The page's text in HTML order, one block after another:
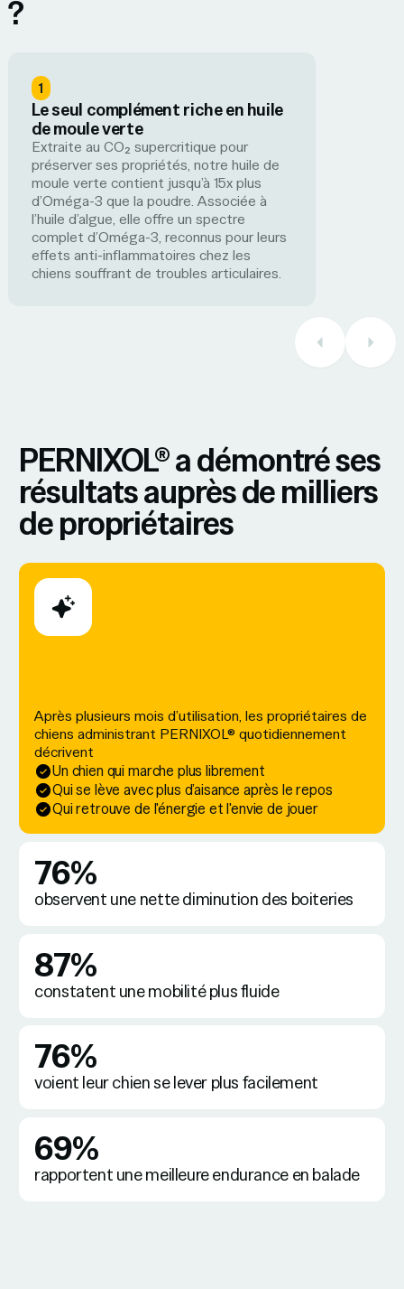
?
1
Le seul complément riche en huile
de moule verte
Extraite au CO₂ supercritique pour
préserver ses propriétés, notre huile de
moule verte contient jusqu’à 15x plus
d’Oméga-3 que la poudre. Associée à
l’huile d’algue, elle offre un spectre
complet d’Oméga-3, reconnus pour leurs
effets anti-inflammatoires chez les
chiens souffrant de troubles articulaires.
PERNIXOL® a démontré ses
résultats auprès de milliers
de propriétaires
Après plusieurs mois d’utilisation, les propriétaires de
chiens administrant PERNIXOL® quotidiennement
décrivent
Un chien qui marche plus librement
Qui se lève avec plus d’aisance après le repos
Qui retrouve de l'énergie et l'envie de jouer
76%
observent une nette diminution des boiteries
87%
constatent une mobilité plus fluide
76%
voient leur chien se lever plus facilement
69%
rapportent une meilleure endurance en balade